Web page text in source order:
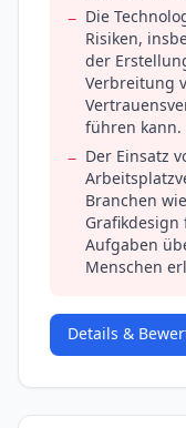
− Die
Risiken,
der
Verbreitung
führen kann.
− Der Einsatz
Branchen
Aufgaben
Menschen
Details &